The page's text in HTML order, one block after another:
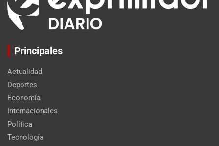
Principales
Actualidad
Deportes
Economía
Internacionales
Política
Tecnología